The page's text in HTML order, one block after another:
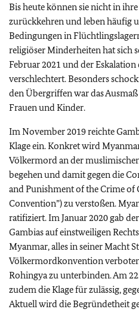
Bis heute können sie nicht in
zurückkehren und leben häufig
Bedingungen in
religiöser Minderheiten hat sich
Februar 2021 und der
verschlechtert. Besonders
den Übergriffen war das
Frauen und Kinder.
Im November 2019 reichte
Klage ein. Konkret wird
Völkermord an der
begehen und damit gegen die
and Punishment of the Crime of
Convention”)zu verstoßen.
ratifiziert. Im Januar 2020 gab der
Gambias auf einstweiligen
Myanmar, alles in seiner Macht
Völkermordkonvention
Rohingya zu unterbinden. Am
zudem die Klage für zulässig,
Aktuell wird die Begründetheit